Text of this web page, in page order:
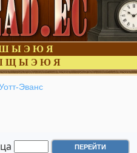
Ы Э Ю Я
Щ Ы Э Ю Я
Эванс